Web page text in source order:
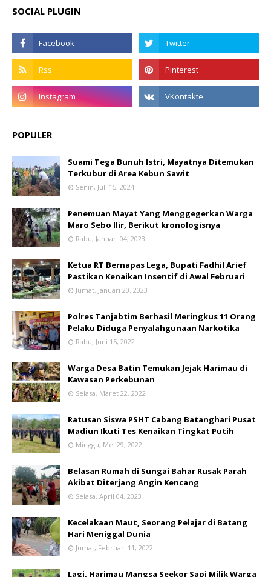
SOCIAL PLUGIN
POPULER
Suami Tega Bunuh Istri, Mayatnya Ditemukan
Terkubur di Area Kebun Sawit
Senin, Juli 15, 2024
Penemuan Mayat Yang Menggegerkan Warga
Maro Sebo Ilir, Berikut kronologisnya
Rabu, Januari 04, 2023
Ketua RT Bernapas Lega, Bupati Fadhil Arief
Pastikan Kenaikan Insentif di Awal Februari
Jumat, Januari 20, 2023
Polres Tanjabtim Berhasil Meringkus 11 Orang
Pelaku Diduga Penyalahgunaan Narkotika
Rabu, Juni 15, 2022
Warga Desa Batin Temukan Jejak Harimau di
Kawasan Perkebunan
Selasa, Maret 22, 2022
Ratusan Siswa PSHT Cabang Batanghari Pusat
Madiun Ikuti Tes Kenaikan Tingkat Putih
Minggu, Mei 29, 2022
Belasan Rumah di Sungai Bahar Rusak Parah
Akibat Diterjang Angin Kencang
Selasa, April 04, 2023
Kecelakaan Maut, Seorang Pelajar di Batang
Hari Meniggal Dunia
Jumat, Februari 11, 2022
Lagi, Harimau Mangsa Seekor Sapi Milik Warga